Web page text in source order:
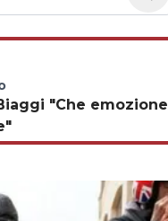
"Che emozione